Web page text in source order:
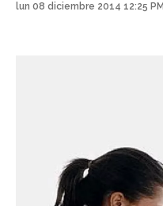
lun 08 diciembre 2014 12:25 PM